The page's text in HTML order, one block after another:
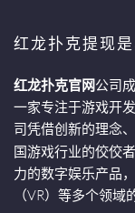
红龙扑克提现
红龙扑克官网公司
一家专注于游戏开
司凭借创新的理念
国游戏行业的佼佼者
力的数字娱乐产品
（VR）等多个领域